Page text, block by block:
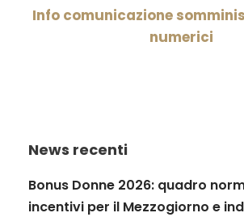
Info comunicazione
numerici
News recenti
Bonus Donne 2026: quadro
incentivi per il Mezzogiorno e